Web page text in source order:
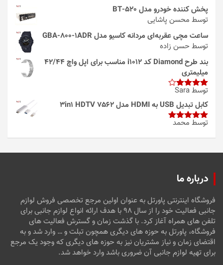
پخش کننده خودرو مدل 520-BT
توسط محسن پاشایی
ساعت مچی عقربه‌ای مردانه کاسیو مدل GBA-800-1ADR
توسط حسن زاده
بند طرح Diamond کد i1012 مناسب برای اپل واچ 42/44
میلیمتری
امتیاز4
از 5
توسط Sara
کابل تبدیل USB به HDMI مدل 3in1 HDTV 7562
امتیاز5از
توسط محمد
درباره ما
فروشگاه اینترنتی پاورتل به عنوان اولین مرجع تخصصی فروش لوازم
جانبی فعالیت خود را از سال ۹۸ با هدف ارائه انواع لوازم جانبی برای
تلفن های همراه آغاز کرد. با گذشت زمان و گسترش فعالیت های
فروشگاه، پاورتل به حوزه های دیگری همچون تبلت و … وارد شد و به
اقتضای زمان و نیاز مشتریان نیز به حوزه های دیگری که وجود یک مرجع
برای تهیه لوازم جانبی آن ضروری باشد وارد خواهد شد.